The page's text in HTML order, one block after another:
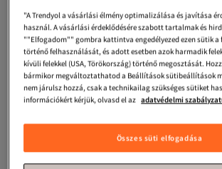
"A Trendyol a vásárlási élmény optimalizálása és javítása
használ. A vásárlási érdeklődésére szabott tartalmak és
""Elfogadom"" gombra kattintva engedélyezed ezen sütik a
történő felhasználását, és adott esetben azok harmadik
kívüli felekkel (USA, Törökország) történő megosztását.
bármikor megváltoztathatod a Beállítások sütibeállítások
nem járulsz hozzá, csak a technikailag szükséges sütiket
információkért kérjük, olvasd el az adatvédelmi
Összes süti elfogadása